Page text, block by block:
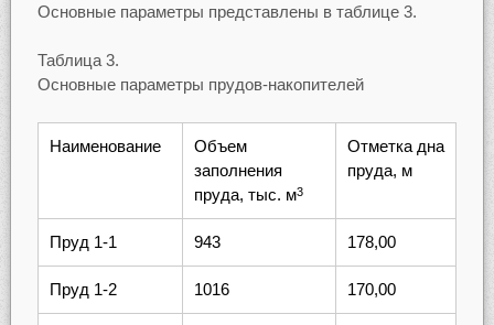
Основные параметры представлены в таблице 3.
Таблица 3.
Основные параметры прудов-накопителей
Наименование
Объем
заполнения
пруда, тыс. м3
Отметка дна
пруда, м
Пруд 1-1 943 178,00
Пруд 1-2 1016 170,00